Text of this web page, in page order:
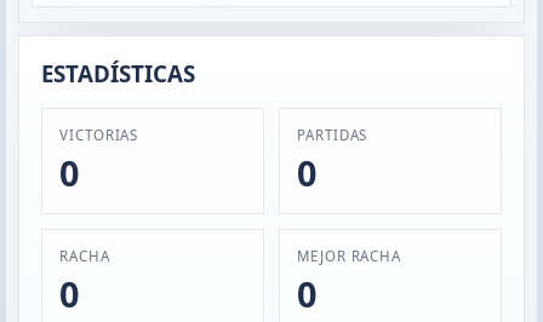
ESTADÍSTICAS
VICTORIAS
0
PARTIDAS
0
RACHA
0
MEJOR RACHA
0